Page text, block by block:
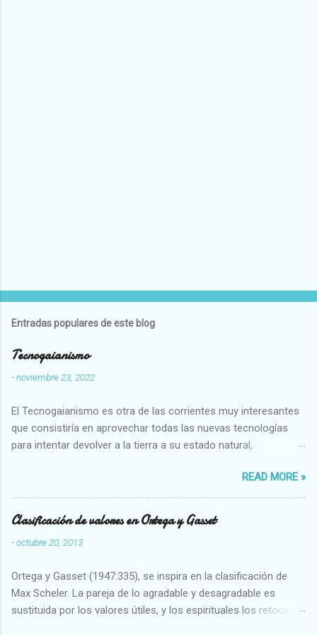
Entradas populares de este blog
Tecnogaianismo
-noviembre 23, 2022
El Tecnogaianismo es otra de las corrientes muy interesantes
que consistiría en aprovechar todas las nuevas tecnologías
para intentar devolver a la tierra a su estado natural,
READ MORE »
Clasificación de valores en Ortega y Gasset
-octubre 20, 2013
Ortega y Gasset (1947:335), se inspira en la clasificación de
Max Scheler. La pareja de lo agradable y desagradable es
sustituida por los valores útiles, y los espirituales los retoca.